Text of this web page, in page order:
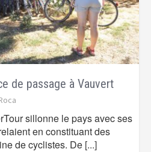
de passage à Vauvert
sillonne le pays avec ses
en constituant des
de cyclistes. De [...]